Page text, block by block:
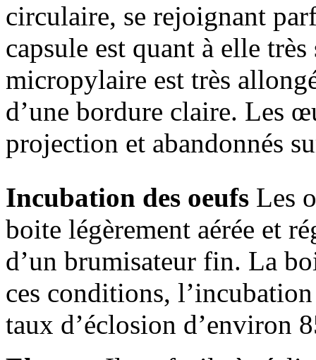
circulaire, se rejoignant
capsule est quant à elle
micropylaire est très
d’une bordure claire. Les
projection et abandonnés
Incubation des oeufs Les
boite légèrement aérée et
d’un brumisateur fin. La
ces conditions,
taux d’éclosion d’environ